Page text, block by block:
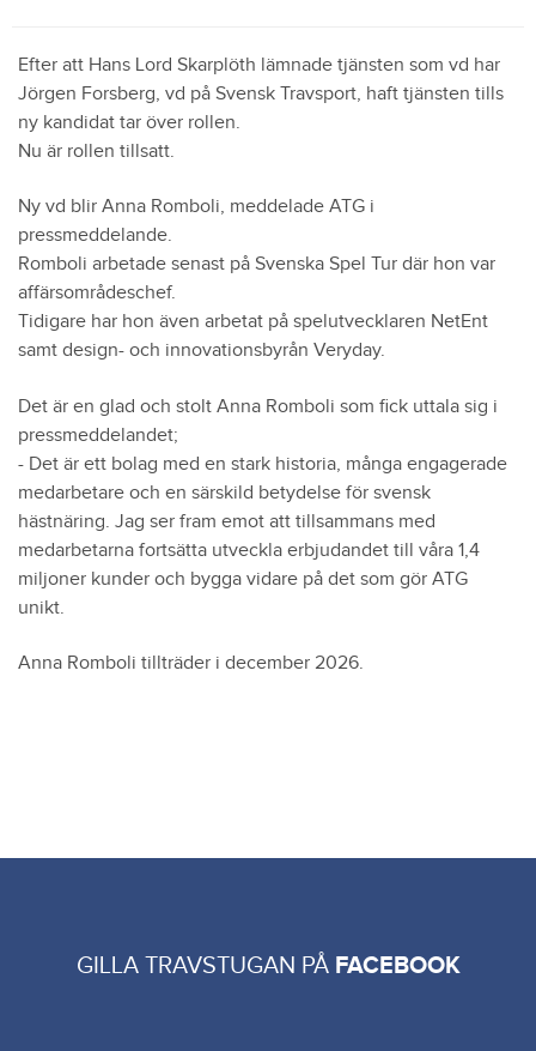
Efter att Hans Lord Skarplöth lämnade tjänsten som vd har
Jörgen Forsberg, vd på Svensk Travsport, haft tjänsten tills
ny kandidat tar över rollen.
Nu är rollen tillsatt.
Ny vd blir Anna Romboli, meddelade ATG i
pressmeddelande.
Romboli arbetade senast på Svenska Spel Tur där hon var
affärsområdeschef.
Tidigare har hon även arbetat på spelutvecklaren NetEnt
samt design- och innovationsbyrån Veryday.
Det är en glad och stolt Anna Romboli som fick uttala sig i
pressmeddelandet;
- Det är ett bolag med en stark historia, många engagerade
medarbetare och en särskild betydelse för svensk
hästnäring. Jag ser fram emot att tillsammans med
medarbetarna fortsätta utveckla erbjudandet till våra 1,4
miljoner kunder och bygga vidare på det som gör ATG
unikt.
Anna Romboli tillträder i december 2026.
GILLA TRAVSTUGAN PÅ FACEBOOK